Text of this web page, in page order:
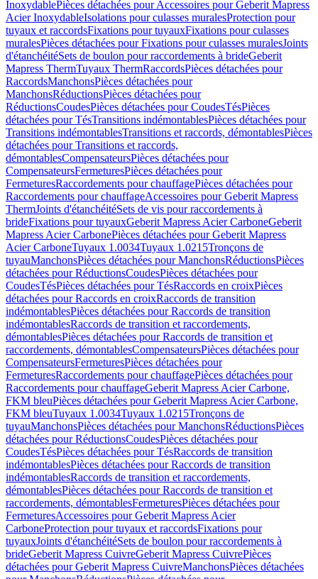
InoxydablePièces détachées pour Accessoires pour Geberit Mapress
Acier InoxydableIsolations pour culasses muralesProtection pour
tuyaux et raccordsFixations pour tuyauxFixations pour culasses
muralesPièces détachées pour Fixations pour culasses muralesJoints
d'étanchéitéSets de boulon pour raccordements à brideGeberit
Mapress ThermTuyaux ThermRaccordsPièces détachées pour
RaccordsManchonsPièces détachées pour
ManchonsRéductionsPièces détachées pour
RéductionsCoudesPièces détachées pour CoudesTésPièces
détachées pour TésTransitions indémontablesPièces détachées pour
Transitions indémontablesTransitions et raccords, démontablesPièces
détachées pour Transitions et raccords,
démontablesCompensateursPièces détachées pour
CompensateursFermeturesPièces détachées pour
FermeturesRaccordements pour chauffagePièces détachées pour
Raccordements pour chauffageAccessoires pour Geberit Mapress
ThermJoints d'étanchéitéSets de vis pour raccordements à
brideFixations pour tuyauxGeberit Mapress Acier CarboneGeberit
Mapress Acier CarbonePièces détachées pour Geberit Mapress
Acier CarboneTuyaux 1.0034Tuyaux 1.0215Tronçons de
tuyauManchonsPièces détachées pour ManchonsRéductionsPièces
détachées pour RéductionsCoudesPièces détachées pour
CoudesTésPièces détachées pour TésRaccords en croixPièces
détachées pour Raccords en croixRaccords de transition
indémontablesPièces détachées pour Raccords de transition
indémontablesRaccords de transition et raccordements,
démontablesPièces détachées pour Raccords de transition et
raccordements, démontablesCompensateursPièces détachées pour
CompensateursFermeturesPièces détachées pour
FermeturesRaccordements pour chauffagePièces détachées pour
Raccordements pour chauffageGeberit Mapress Acier Carbone,
FKM bleuPièces détachées pour Geberit Mapress Acier Carbone,
FKM bleuTuyaux 1.0034Tuyaux 1.0215Tronçons de
tuyauManchonsPièces détachées pour ManchonsRéductionsPièces
détachées pour RéductionsCoudesPièces détachées pour
CoudesTésPièces détachées pour TésRaccords de transition
indémontablesPièces détachées pour Raccords de transition
indémontablesRaccords de transition et raccordements,
démontablesPièces détachées pour Raccords de transition et
raccordements, démontablesFermeturesPièces détachées pour
FermeturesAccessoires pour Geberit Mapress Acier
CarboneProtection pour tuyaux et raccordsFixations pour
tuyauxJoints d'étanchéitéSets de boulon pour raccordements à
brideGeberit Mapress CuivreGeberit Mapress CuivrePièces
détachées pour Geberit Mapress CuivreManchonsPièces détachées